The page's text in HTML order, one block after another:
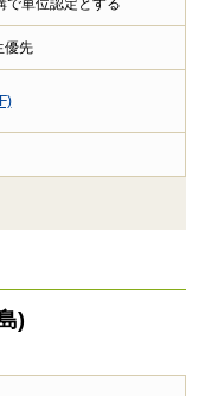
で単位認定とする
先
)